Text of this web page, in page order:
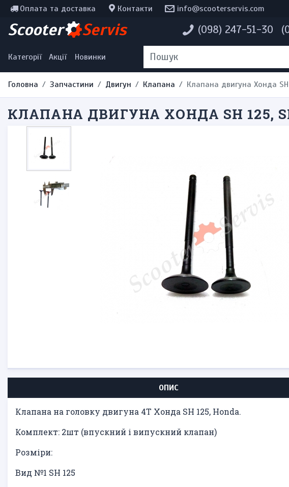
Оплата та доставка Контакти info@scooterservis.com
Scooter Servis (098) 247-51-30
Категорії Акції Новинки
Інструменти, мотохімія
Наклейки
Одяг та екіпірування
Головна Запчастини Двигун Клапана Клапана двигуна Хонда
КЛАПАНА ДВИГУНА ХОНДА SH 125,
ОПИС
Клапана на головку двигуна 4Т Хонда SH 125, Honda.
Комплект: 2шт (впускний і випускний клапан)
Розміри:
Вид №1 SH 125